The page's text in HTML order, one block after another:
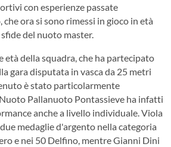
con esperienze passate
che ora si sono rimessi in gioco in età
del nuoto master.
età della squadra, che ha partecipato
gara disputata in vasca da 25 metri
è stato particolarmente
Pallanuoto Pontassieve ha infatti
anche a livello individuale. Viola
medaglie d'argento nella categoria
e nei 50 Delfino, mentre Gianni Dini